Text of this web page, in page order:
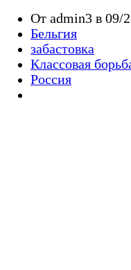
От admin3 в 09/
Бельгия
забастовка
Классовая
Россия